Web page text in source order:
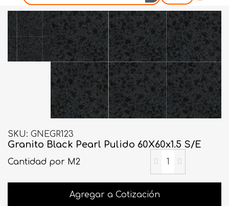
SKU GNEGR123
Granito Black Pearl Pulido 60X60x1.5 S/E
Cantidad por M2
Agregar a Cotización